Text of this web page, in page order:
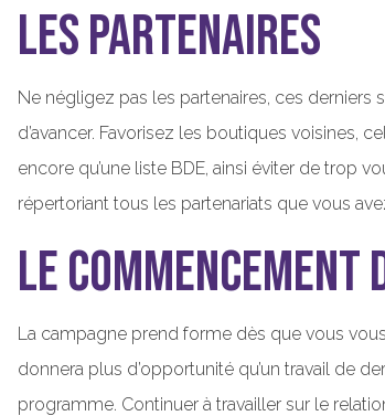
Les partenaires
Ne négligez pas les partenaires, ces derniers
d’avancer. Favorisez les boutiques voisines,
encore qu’une liste BDE, ainsi éviter de trop
répertoriant tous les partenariats que vous
Le commencement
La campagne prend forme dès que vous
donnera plus d’opportunité qu’un travail de
programme. Continuer à travailler sur le